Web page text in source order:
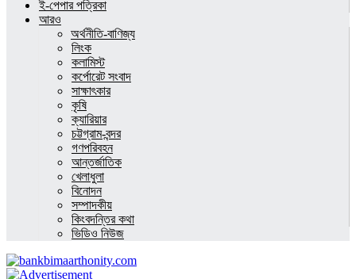
ই-পেপার পত্রিকা
আরও
অর্থনীতি-বাণিজ্য
লিংক
কলামিস্ট
কর্পোরেট সংবাদ
সাক্ষাৎকার
কৃষি
ক্যারিয়ার
চট্টগ্রাম-বন্দর
গণপরিবহন
আন্তর্জাতিক
খেলাধুলা
বিনোদন
সম্পাদকীয়
কিংবদন্তির কথা
ভিডিও নিউজ